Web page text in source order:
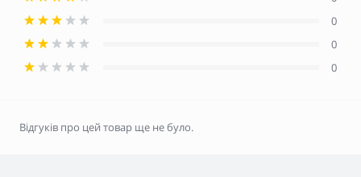
0
0
0
Відгуків про цей товар ще не було.